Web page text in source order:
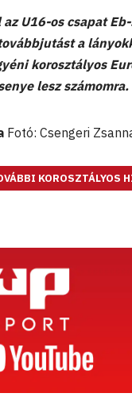
U16-os csapat
a
korosztályos
lesz számomra.
Fotó: Csengeri
KOROSZTÁLYOS